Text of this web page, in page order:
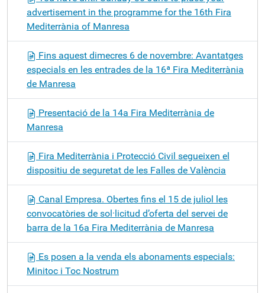
advertisement in the programme for the 16th Fira
Mediterrània of Manresa
Fins aquest dimecres 6 de novembre: Avantatges
especials en les entrades de la 16ª Fira Mediterrània
de Manresa
Presentació de la 14a Fira Mediterrània de
Manresa
Fira Mediterrània i Protecció Civil segueixen el
dispositiu de seguretat de les Falles de València
Canal Empresa. Obertes fins el 15 de juliol les
convocatòries de sol·licitud d’oferta del servei de
barra de la 16a Fira Mediterrània de Manresa
Es posen a la venda els abonaments especials:
Minitoc i Toc Nostrum